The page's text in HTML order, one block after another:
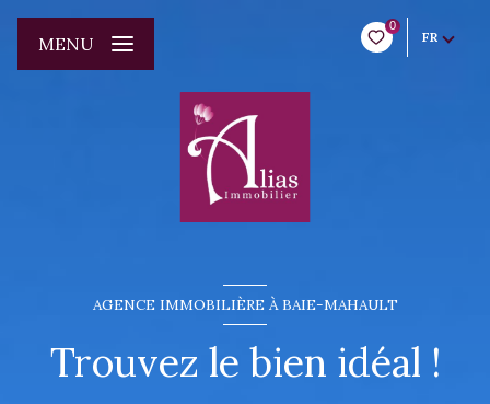
0
FR
MENU
AGENCE IMMOBILIÈRE À BAIE-MAHAULT
Trouvez le bien idéal !